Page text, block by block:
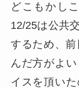
どこもかし
12/25は公共
するため、
んだ方がよ
イスを頂い